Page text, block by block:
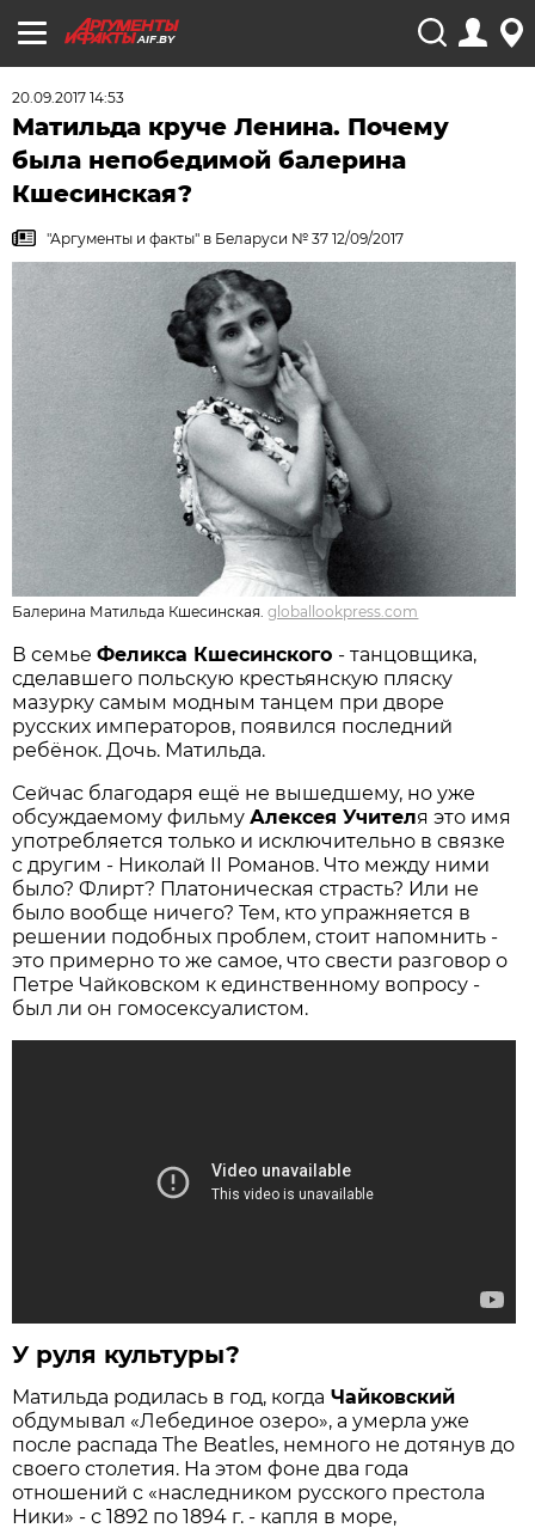
AIF.BY
20.09.2017 14:53
Матильда круче Ленина. Почему
была непобедимой балерина
Кшесинская?
"Аргументы и факты" в Беларуси № 37 12/09/2017
Балерина Матильда Кшесинская. globallookpress.com
В семьеФеликса Кшесинского - танцовщика,
сделавшего польскую крестьянскую пляску
мазурку самым модным танцем при дворе
русских императоров, появился последний
ребёнок. Дочь. Матильда.
Сейчас благодаря ещё не вышедшему, но уже
обсуждаемому фильмуАлексея Учителя это имя
употребляется только и исключительно в связке
с другим - Николай II Романов. Что между ними
было? Флирт? Платоническая страсть? Или не
было вообще ничего? Тем, кто упражняется в
решении подобных проблем, стоит напомнить -
это примерно то же самое, что свести разговор о
Петре Чайковском к единственному вопросу -
был ли он гомосексуалистом.
У руля культуры?
Матильда родилась в год, когда Чайковский
обдумывал «Лебединое озеро», а умерла уже
после распада The Beatles, немного не дотянув до
своего столетия. На этом фоне два года
отношений с «наследником русского престола
Ники» - с 1892 по 1894 г. - капля в море,